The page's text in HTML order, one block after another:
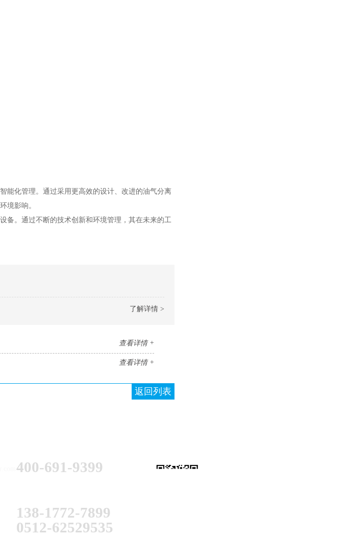
能化管理。通过采用更高效的设计、改进的油气分离
境影响。
备。通过不断的技术创新和环境管理，其在未来的工
了解详情 >
查看详情 +
查看详情 +
返回列表
400-691-9399
138-1772-7899
0512-62529535